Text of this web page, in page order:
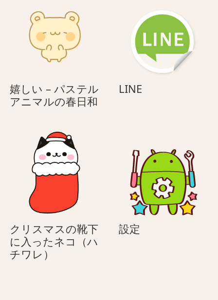
嬉しい – パステル
アニマルの春日和
マ
LINE
クリスマスの靴下
に入ったネコ（ハ
チワレ）
設定